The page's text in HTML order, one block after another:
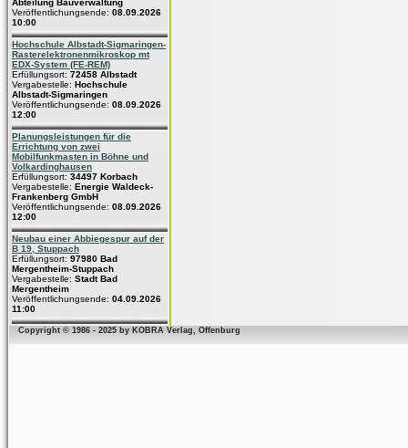
Abteilung Bauverwaltung
Veröffentlichungsende: 08.09.2026
10:00
Hochschule Albstadt-Sigmaringen-
Rasterelektronenmikroskop mt
EDX-System (FE-REM)
Erfüllungsort: 72458 Albstadt
Vergabestelle: Hochschule
Albstadt-Sigmaringen
Veröffentlichungsende: 08.09.2026
12:00
Planungsleistungen für die
Errichtung von zwei
Mobilfunkmasten in Böhne und
Volkardinghausen
Erfüllungsort: 34497 Korbach
Vergabestelle: Energie Waldeck-
Frankenberg GmbH
Veröffentlichungsende: 08.09.2026
12:00
Neubau einer Abbiegespur auf der
B 19, Stuppach
Erfüllungsort: 97980 Bad
Mergentheim-Stuppach
Vergabestelle: Stadt Bad
Mergentheim
Veröffentlichungsende: 04.09.2026
11:00
Copyright © 1986 - 2025 by KOBRA Verlag, Offenburg